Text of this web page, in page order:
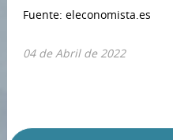
Fuente: eleconomista.es
04 de Abril de 2022